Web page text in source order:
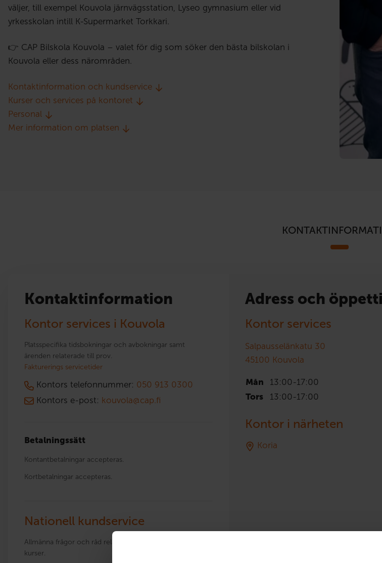
väljer, till exempel Kouvola järnvägsstation, Lyseo gymnasium eller vid
yrkesskolan intill K-Supermarket Torkkari.
👉 CAP Bilskola Kouvola – valet för dig som söker den bästa bilskolan i
Kouvola eller dess närområden.
Kontaktinformation och kundservice
Kurser och services på kontoret
Personal
Mer information om platsen
Kontaktinformation
Kontor services i Kouvola
Platsspecifika tidsbokningar och avbokningar samt
ärenden relaterade till prov.
Fakturerings servicetider
Kontors telefonnummer: 050 913 0300
Kontors e-post: kouvola@cap.fi
Betalningssätt
Kontantbetalningar accepteras.
Kortbetalningar accepteras.
Nationell kundservice
Allmänna frågor och råd relaterade till körkort och bilskola
kurser.
Adress och
Kontor services
Salpausselänkatu 30
45100 Kouvola
Mån 13:00 -17:00
Tors
13:00 -17:00
Kontor i närheten
Koria